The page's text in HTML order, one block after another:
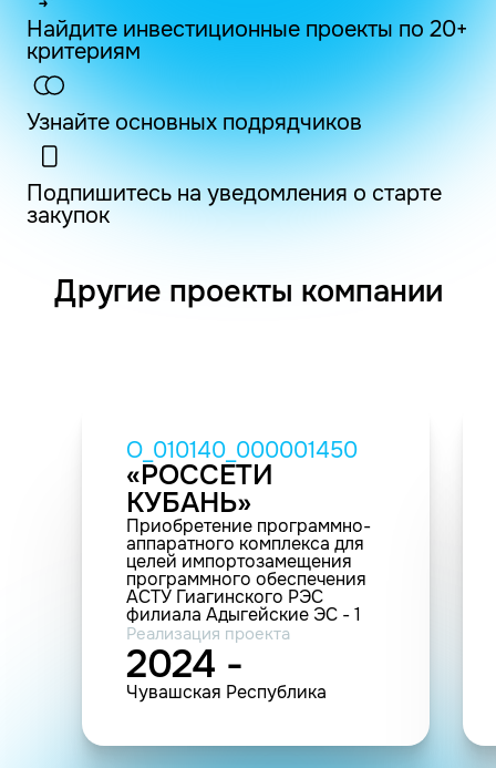
Найдите инвестиционные проекты по 20+
критериям
Узнайте основных подрядчиков
Подпишитесь на уведомления о старте
закупок
Другие проекты компании
O_010140_000001450
«РОССЕТИ
КУБАНЬ»
Приобретение программно-
аппаратного комплекса для
целей импортозамещения
программного обеспечения
АСТУ Гиагинского РЭС
филиала Адыгейские ЭС - 1
комплект
Реализация проекта
2024 -
Чувашская Республика